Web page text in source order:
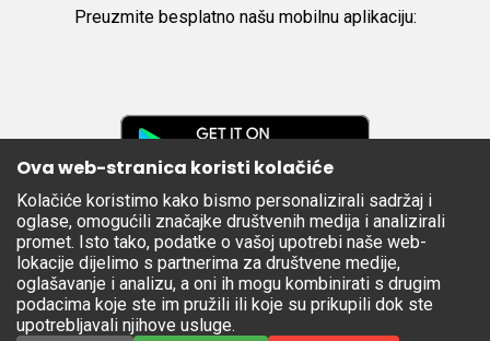
Preuzmite besplatno našu mobilnu aplikaciju:
Apple
Store
Ova web-stranica koristi kolačiće
Kolačiće koristimo kako bismo personalizirali sadržaj i
oglase, omogućili značajke društvenih medija i analizirali
promet. Isto tako, podatke o vašoj upotrebi naše web-
lokacije dijelimo s partnerima za društvene medije,
oglašavanje i analizu, a oni ih mogu kombinirati s drugim
podacima koje ste im pružili ili koje su prikupili dok ste
upotrebljavali njihove usluge.